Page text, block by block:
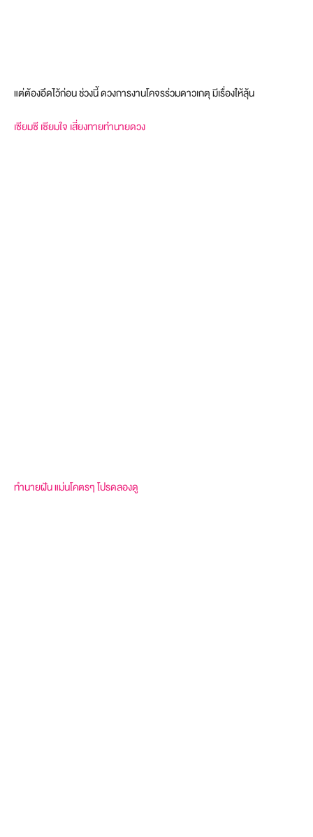
แต่ต้องอึดไว้ก่อน ช่วงนี้ ดวงการงานโคจรร่วมดาวเกตุ มีเรื่องให้ลุ้น
เซียมซี เซียมใจ เสี่ยงทายทำนายดวง
ทำนายฝัน แม่นโคตรๆ โปรดลองดู